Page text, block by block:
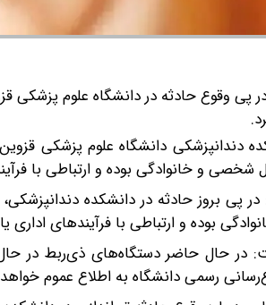
پی وقوع حادثه در دانشگاه علوم پزشکی
دندانپزشکی دانشگاه علوم پزشکی
شخصی و خانوادگی بوده و ارتباطی با
پی بروز حادثه در دانشکده
بوده و ارتباطی با فرآیندهای اداری
در حال حاضر دستگاه‌های ذی‌ربط در
رسمی دانشگاه به اطلاع عموم